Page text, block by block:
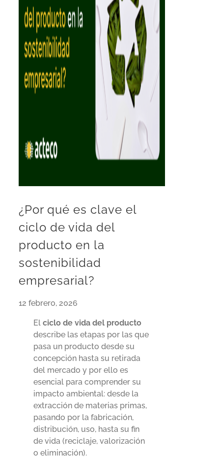
¿Por qué es clave el
ciclo de vida del
producto en la
sostenibilidad
empresarial?
12 febrero, 2026
El ciclo de vida del producto
describe las etapas por las que
pasa un producto desde su
concepción hasta su retirada
del mercado y por ello es
esencial para comprender su
impacto ambiental: desde la
extracción de materias primas,
pasando por la fabricación,
distribución, uso, hasta su fin
de vida (reciclaje, valorización
o eliminación).